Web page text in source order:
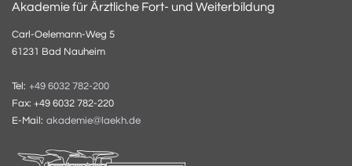
Akademie für Ärztliche Fort- und Weiterbildung
Carl-Oelemann-Weg 5
61231 Bad Nauheim
Tel: +49 6032 782-200
Fax: +49 6032 782-220
E-Mail: akademie@laekh.de